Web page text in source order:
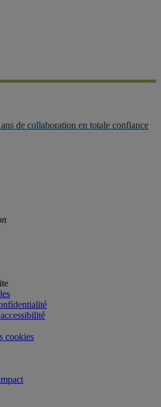
de collaboration en totale confiance
cookies